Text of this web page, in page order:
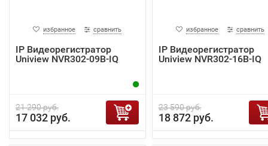
избранное сравнить
IP Видеорегистратор
Uniview NVR302-09B-IQ
21 290 руб.
17 032 руб.
избранное сравнить
IP Видеорегистратор
Uniview NVR302-16B-IQ
23 590 руб.
18 872 руб.